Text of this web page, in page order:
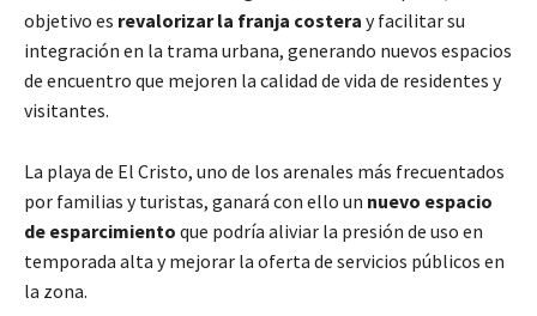
objetivo es revalorizar la franja costera y facilitar su
integración en la trama urbana, generando nuevos espacios
de encuentro que mejoren la calidad de vida de residentes y
visitantes.
La playa de El Cristo, uno de los arenales más frecuentados
por familias y turistas, ganará con ello un nuevo espacio
de esparcimiento que podría aliviar la presión de uso en
temporada alta y mejorar la oferta de servicios públicos en
la zona.